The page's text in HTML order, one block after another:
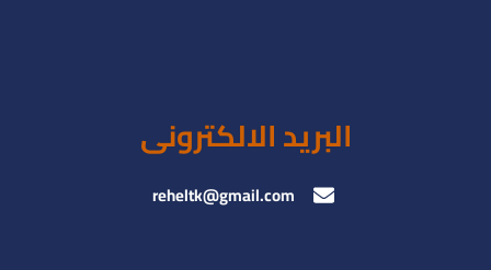
البريد الالكترونى
reheltk@gmail.com